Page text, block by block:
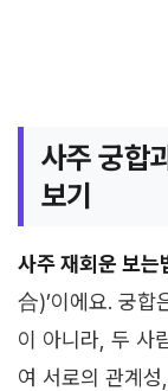
사주 궁합
보기
사주 재회운 보는
合)’이에요. 궁합
이 아니라, 두 사
여 서로의 관계